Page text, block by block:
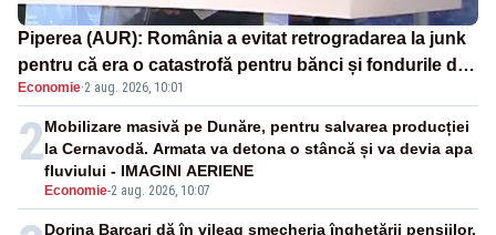
Piperea (AUR): România a evitat retrogradarea la junk
pentru că era o catastrofă pentru bănci și fondurile de
pensii
Economie·2 aug. 2026, 10:01
2
Economie-2 aug. 2026, 10:07
Mobilizare masivă pe Dunăre, pentru salvarea producției
la Cernavodă. Armata va detona o stâncă și va devia apa
fluviului - IMAGINI AERIENE
Dorina Barcari dă în vileag șmecheria înghețării pensiilor.